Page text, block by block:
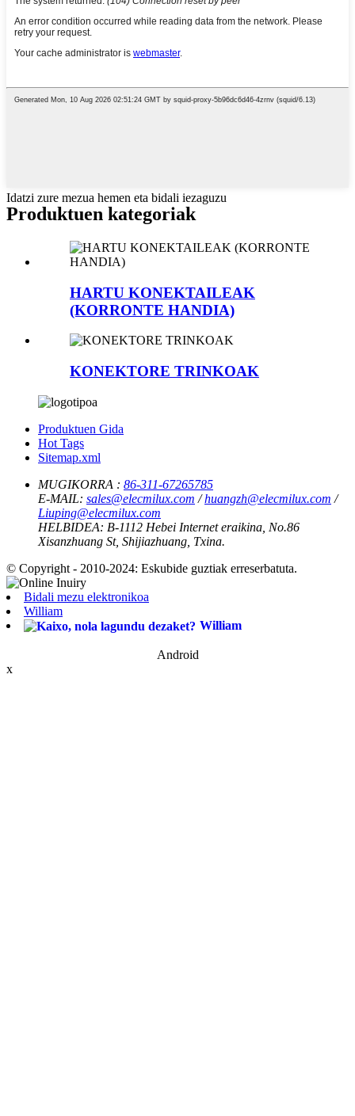
Idatzi zure mezua hemen eta bidali iezaguzu
Produktuen kategoriak
HARTU KONEKTAILEAK
(KORRONTE HANDIA)
KONEKTORE TRINKOAK
Produktuen Gida
Hot Tags
Sitemap.xml
MUGIKORRA : 86-311-67265785
E-MAIL: sales@elecmilux.com /huangzh@elecmilux.com /
Liuping@elecmilux.com
HELBIDEA: B-1112 Hebei Internet eraikina, No.86
Xisanzhuang St, Shijiazhuang, Txina.
© Copyright - 2010-2024: Eskubide guztiak erreserbatuta.
Bidali mezu elektronikoa
William
William
Android
x